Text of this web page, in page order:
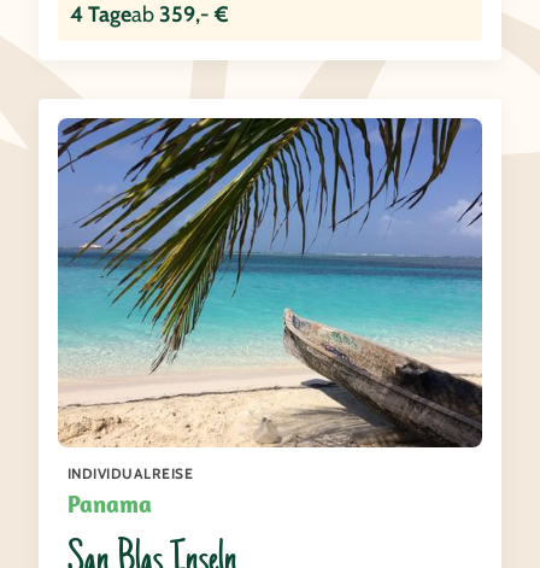
4 Tageab359,- €
INDIVIDUALREISE
Panama